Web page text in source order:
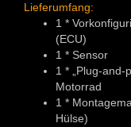
Lieferumfang:
1 *
(ECU)
1 * Sensor
1 * „Plug-and-
Motorrad
1 *
Hülse)